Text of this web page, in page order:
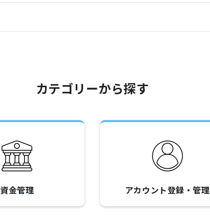
カテゴリーから探す
資金管理 アカウント登録・管理